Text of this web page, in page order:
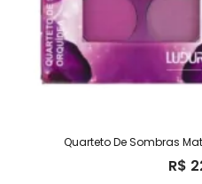
Quarteto De Sombras
R$